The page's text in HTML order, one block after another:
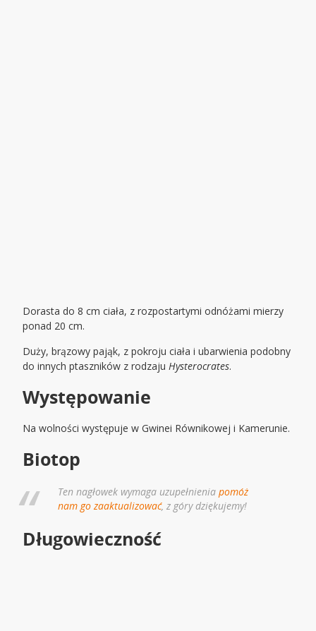
Dorasta do 8 cm ciała, z rozpostartymi odnóżami mierzy
ponad 20 cm.
Duży, brązowy pająk, z pokroju ciała i ubarwienia podobny
do innych ptaszników z rodzaju Hysterocrates.
Występowanie
Na wolności występuje w Gwinei Równikowej i Kamerunie.
Biotop
Ten nagłowek wymaga uzupełnieniapomóż
nam go zaaktualizować, z góry dziękujemy!
Długowieczność